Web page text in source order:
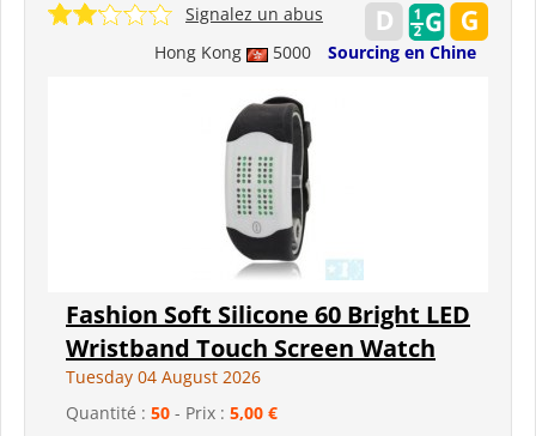
Hong Kong 5000 Sourcing en Chine
Signalez un abus
Fashion Soft Silicone 60 Bright LED
Wristband Touch Screen Watch
Tuesday 04 August 2026
Quantité : 50 - Prix : 5,00 €